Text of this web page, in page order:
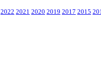
2022 2021 2020 2019 2017 2015